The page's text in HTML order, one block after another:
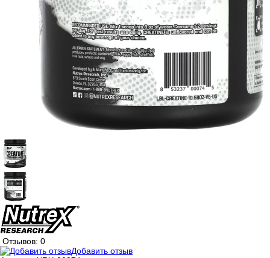
Отзывов: 0
Добавить отзыв